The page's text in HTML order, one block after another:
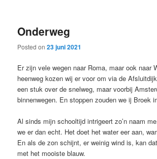
content
content
Onderweg
Posted on23 juni 2021
Er zijn vele wegen naar Roma, maar ook naar
heenweg kozen wij er voor om via de
een stuk over de snelweg, maar voorbij
binnenwegen. En stoppen zouden we ij Broek
Al sinds mijn schooltijd intrigeert zo’n naam
we er dan echt. Het doet het water eer aan,
En als de zon schijnt, er weinig wind is, kan
met het mooiste blauw.